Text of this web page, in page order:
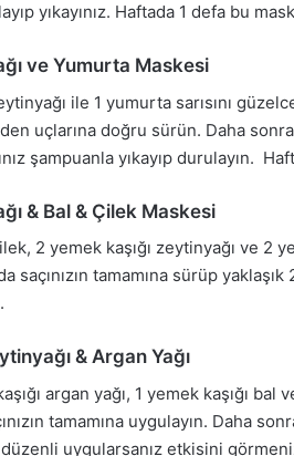
yıkayınız. Haftada 1 defa bu
ve Yumurta Maskesi
ile 1 yumurta sarısını
uçlarına doğru sürün. Daha
şampuanla yıkayıp durulayın.
& Bal & Çilek Maskesi
2 yemek kaşığı zeytinyağı ve 2
saçınızın tamamına sürüp
& Argan Yağı
argan yağı, 1 yemek kaşığı
tamamına uygulayın. Daha
düzenli uygularsanız etkisini